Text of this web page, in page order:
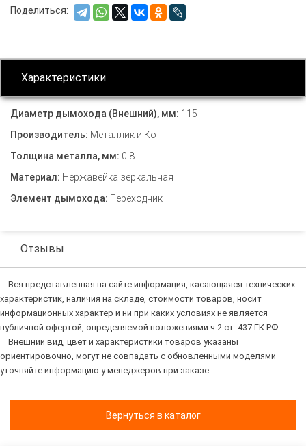
Поделиться:
Характеристики
Диаметр дымохода (Внешний), мм: 115
Производитель: Металлик и Ко
Толщина металла, мм: 0.8
Материал: Нержавейка зеркальная
Элемент дымохода: Переходник
Отзывы
Вся представленная на сайте информация, касающаяся технических
характеристик, наличия на складе, стоимости товаров, носит
информационных характер и ни при каких условиях не является
публичной офертой, определяемой положениями ч.2 ст. 437 ГК РФ.
Внешний вид, цвет и характеристики товаров указаны
ориентировочно, могут не совпадать с обновленными моделями —
уточняйте информацию у менеджеров при заказе.
Вернуться в каталог